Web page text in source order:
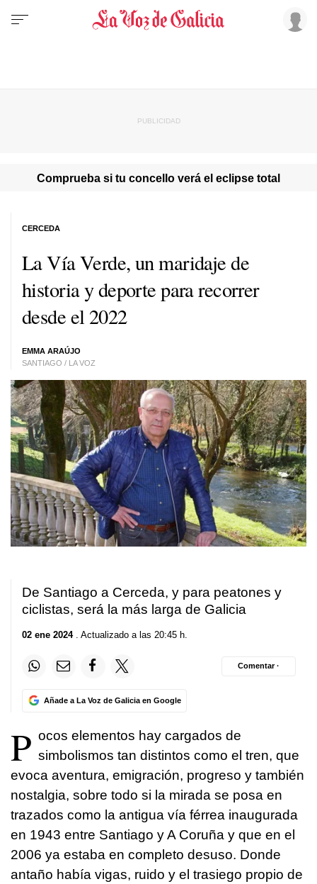
Comprueba si tu concello verá el eclipse total
La Vía Verde, un maridaje de
historia y deporte para recorrer
desde el 2022
EMMA ARAÚJO
SANTIAGO / LA VOZ
CERCEDA
De Santiago a Cerceda, y para peatones y
ciclistas, será la más larga de Galicia
02 ene 2024. Actualizado a las 20:45 h.
Añade a La Voz de Galicia en Google
Comentar ·
P ocos elementos hay cargados de
simbolismos tan distintos como el tren, que
evoca aventura, emigración, progreso y también
nostalgia, sobre todo si la mirada se posa en
trazados como la antigua vía férrea inaugurada
en 1943 entre Santiago y A Coruña y que en el
2006 ya estaba en completo desuso. Donde
antaño había vigas, ruido y el trasiego propio de